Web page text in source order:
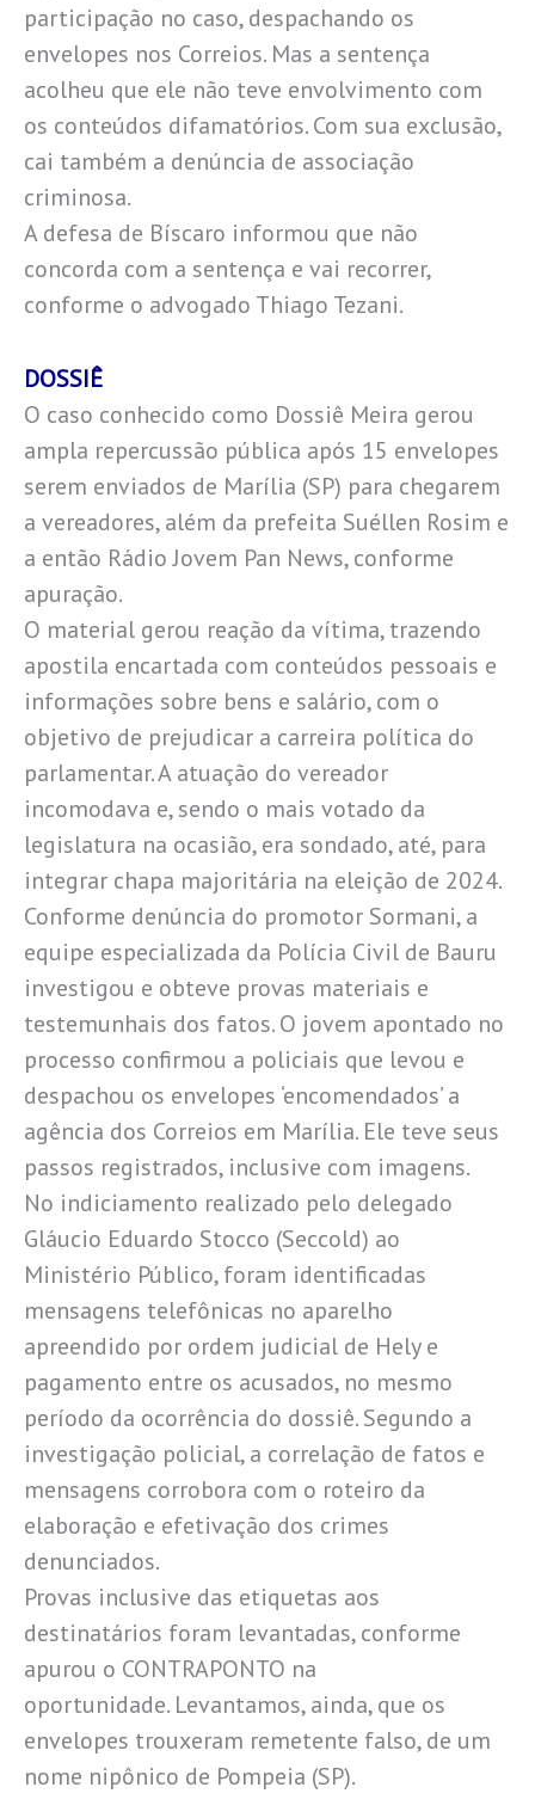
participação no caso, despachando os
envelopes nos Correios. Mas a sentença
acolheu que ele não teve envolvimento com
os conteúdos difamatórios. Com sua exclusão,
cai também a denúncia de associação
criminosa.
A defesa de Bíscaro informou que não
concorda com a sentença e vai recorrer,
conforme o advogado Thiago Tezani.
DOSSIÊ
O caso conhecido como Dossiê Meira gerou
ampla repercussão pública após 15 envelopes
serem enviados de Marília (SP) para chegarem
a vereadores, além da prefeita Suéllen Rosim e
a então Rádio Jovem Pan News, conforme
apuração.
O material gerou reação da vítima, trazendo
apostila encartada com conteúdos pessoais e
informações sobre bens e salário, com o
objetivo de prejudicar a carreira política do
parlamentar. A atuação do vereador
incomodava e, sendo o mais votado da
legislatura na ocasião, era sondado, até, para
integrar chapa majoritária na eleição de 2024.
Conforme denúncia do promotor Sormani, a
equipe especializada da Polícia Civil de Bauru
investigou e obteve provas materiais e
testemunhais dos fatos. O jovem apontado no
processo confirmou a policiais que levou e
despachou os envelopes ‘encomendados’ a
agência dos Correios em Marília. Ele teve seus
passos registrados, inclusive com imagens.
No indiciamento realizado pelo delegado
Gláucio Eduardo Stocco (Seccold) ao
Ministério Público, foram identificadas
mensagens telefônicas no aparelho
apreendido por ordem judicial de Hely e
pagamento entre os acusados, no mesmo
período da ocorrência do dossiê. Segundo a
investigação policial, a correlação de fatos e
mensagens corrobora com o roteiro da
elaboração e efetivação dos crimes
denunciados.
Provas inclusive das etiquetas aos
destinatários foram levantadas, conforme
apurou o CONTRAPONTO na
oportunidade. Levantamos, ainda, que os
envelopes trouxeram remetente falso, de um
nome nipônico de Pompeia (SP). ­